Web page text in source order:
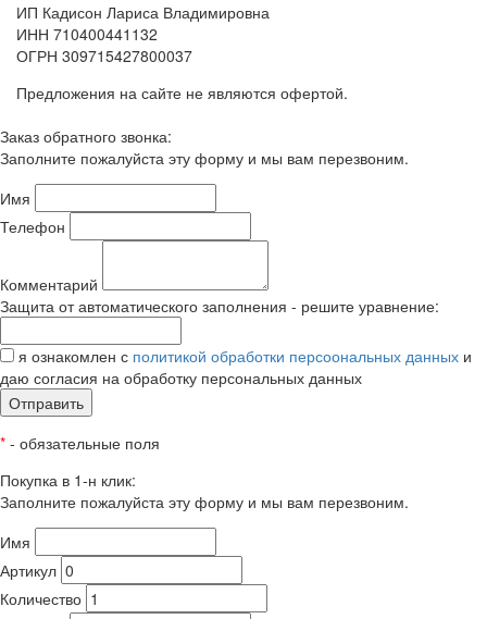
ИП Кадисон Лариса Владимировна
ИНН 710400441132
ОГРН 309715427800037
Предложения на сайте не являются офертой.
Заказ обратного звонка:
Заполните пожалуйста эту форму и мы вам перезвоним.
Имя
Телефон
Комментарий
Защита от автоматического заполнения - решите уравнение:
я ознакомлен с политикой обработки персоональных данных и
даю согласия на обработку персональных данных
Отправить
* - обязательные поля
Покупка в 1-н клик:
Заполните пожалуйста эту форму и мы вам перезвоним.
Имя
Артикул
Количество